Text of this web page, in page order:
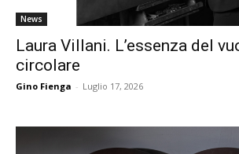
News
Laura Villani. L’essenza del
circolare
Gino Fienga - Luglio 17, 2026